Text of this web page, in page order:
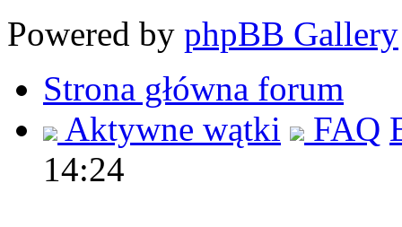
Powered by phpBB Gallery
Strona główna forum
Aktywne wątki
FAQ
14:24